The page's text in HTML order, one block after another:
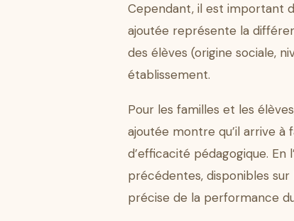
Cependant, il est important
ajoutée représente la
des élèves (origine sociale,
établissement.
Pour les familles et les
ajoutée montre qu’il arrive
d’efficacité pédagogique.
précédentes, disponibles sur
précise de la performance